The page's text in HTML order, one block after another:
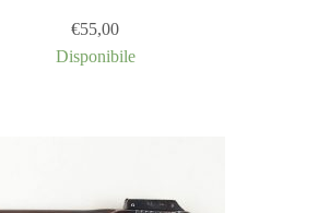
€55,00
Disponibile